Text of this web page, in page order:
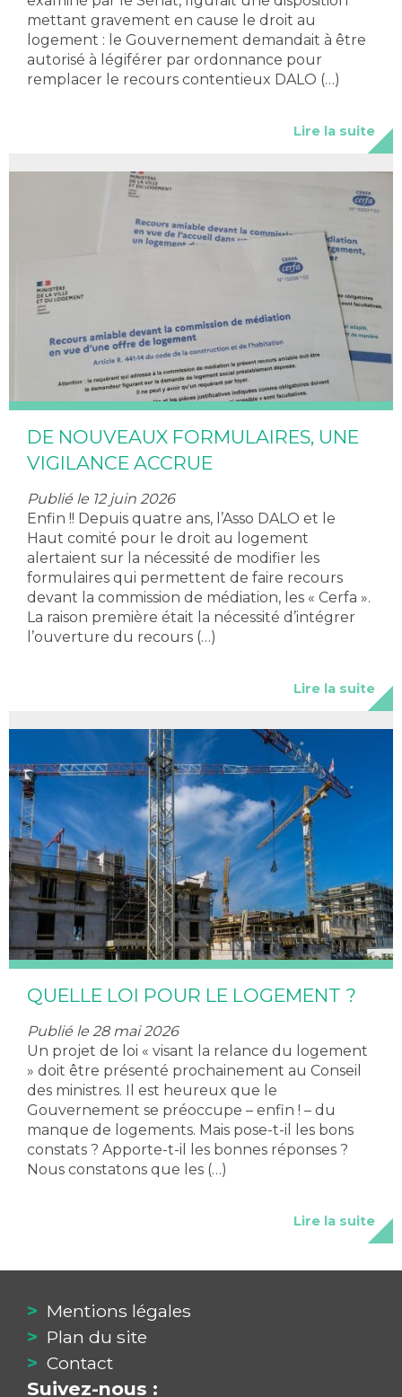
mettant gravement en cause le droit au
logement : le Gouvernement demandait à être
autorisé à légiférer par ordonnance pour
remplacer le recours contentieux DALO (…)
Lire la suite
DE NOUVEAUX FORMULAIRES, UNE
VIGILANCE ACCRUE
Publié le 12 juin 2026
Enfin !! Depuis quatre ans, l’Asso DALO et le
Haut comité pour le droit au logement
alertaient sur la nécessité de modifier les
formulaires qui permettent de faire recours
devant la commission de médiation, les « Cerfa ».
La raison première était la nécessité d’intégrer
l’ouverture du recours (…)
Lire la suite
QUELLE LOI POUR LE LOGEMENT ?
Publié le 28 mai 2026
Un projet de loi « visant la relance du logement
» doit être présenté prochainement au Conseil
des ministres. Il est heureux que le
Gouvernement se préoccupe – enfin ! – du
manque de logements. Mais pose-t-il les bons
constats ? Apporte-t-il les bonnes réponses ?
Nous constatons que les (…)
Lire la suite
Mentions légales
Plan du site
Contact
Suivez-nous :